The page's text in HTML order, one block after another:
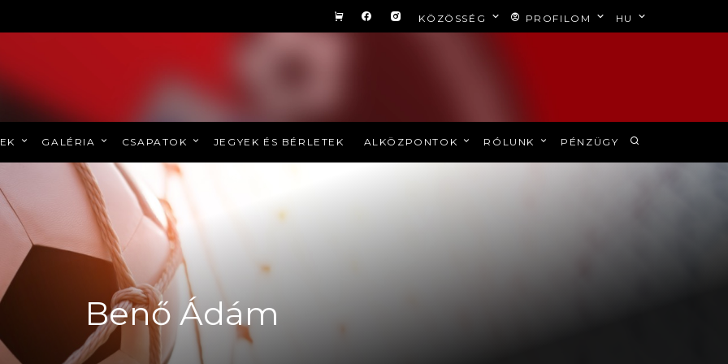
KÖZÖSSÉG PROFILOM HU
GALÉRIA CSAPATOK JEGYEK ÉS BÉRLETEK ALKÖZPONTOK RÓLUNK PÉNZÜGY
Benő Ádám